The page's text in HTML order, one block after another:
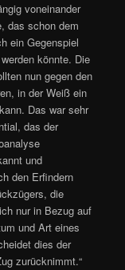
voneinander
das schon dem
ein Gegenspiel
könnte. Die
nun gegen den
in der Weiß ein
Das war sehr
das der
und
den Erfindern
die
nur in Bezug auf
und Art eines
dies der
zurücknimmt.“